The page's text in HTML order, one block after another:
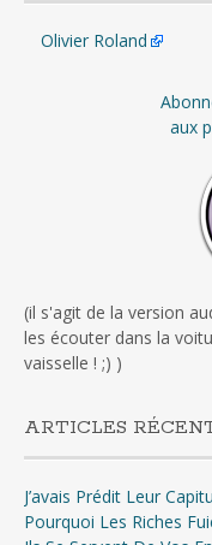
Olivier Roland
aux
(il s'agit de la version
les écouter dans la
vaisselle ! ;) )
ARTICLES
J’avais Prédit Leur
Pourquoi Les Riches